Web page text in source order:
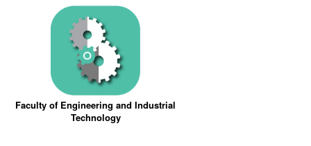
Faculty of Engineering and Industrial
Technology